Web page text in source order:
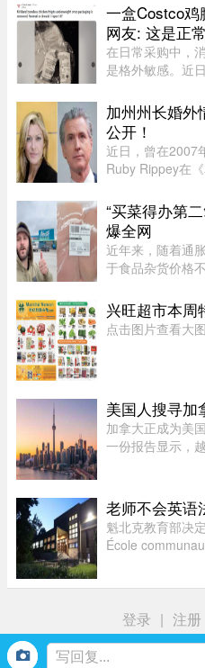
一盒Costco
网友: 这是正
在日常采购中，
是格外敏感。近
Costco 购买的
称重，竟然比标
加州州长婚外
公开！
近日，曾在2007
Ruby Rippey在
Gavin Newsom
事再次被推向风
“买菜得办第
爆全网
近年来，随着通
于食品杂货价格
Costco的西瓜一
市价签早已成为
兴旺超市本周
点击图片查看大图
美国人搜寻加
加拿大正成为美
一份报告显示，
访问量的研究，
老师不会英语
魁北克教育部决
École
登录 | 注册